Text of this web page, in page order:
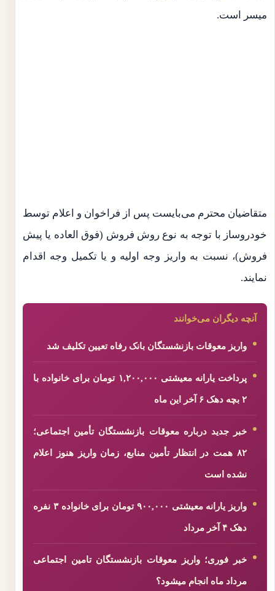
میسر است.
متقاضیان محترم می‌بایست پس از فراخوان و اعلام توسط
خودروساز با توجه به نوع روش فروش (فوق العاده یا پیش
فروش)، نسبت به واریز وجه اولیه و یا تکمیل وجه اقدام
نمایند.
آنچه دیگران می‌خوانند
واریز معوقات بازنشستگان بانک رفاه تعیین تکلیف شد
پرداخت یارانه معیشتی ۱,۲۰۰,۰۰۰ تومان برای خانواده با
۲ بچه دهک ۶ آخر این ماه
خبر جدید درباره معوقات بازنشستگان تأمین اجتماعی؛
۸۲ همت در انتظار تأمین منابع، زمان واریز هنوز اعلام
نشده است
واریز یارانه معیشتی ۹۰۰,۰۰۰ تومان برای خانواده ۳ نفره
دهک ۴ آخر مرداد
خبر فوری؛ واریز معوقات بازنشستگان تامین اجتماعی
مرداد ماه انجام میشود؟